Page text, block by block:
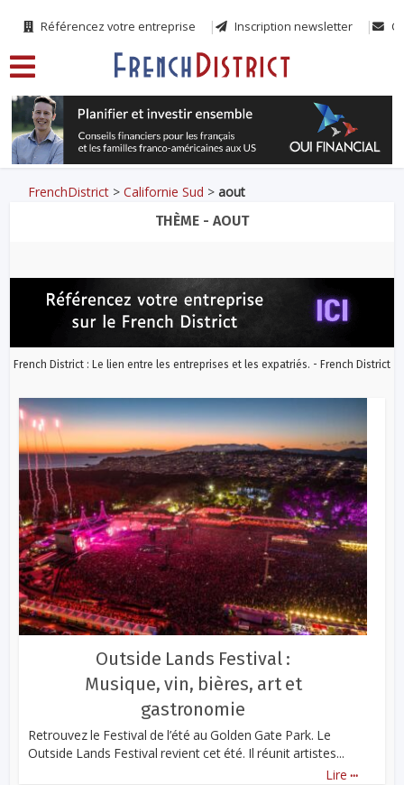
Référencez votre entreprise Inscription newsletter
FrenchDistrict >Californie Sud >aout
THÈME - AOUT
French District : Le lien entre les entreprises et les expatriés. - French District
Outside Lands Festival :
Musique, vin, bières, art et
gastronomie
Retrouvez le Festival de l’été au Golden Gate Park. Le
Outside Lands Festival revient cet été. Il réunit artistes...
Lire ...